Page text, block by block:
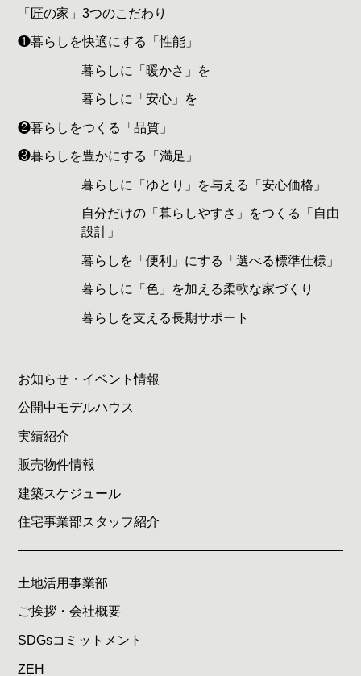
「匠の家」3つのこだわり
❶暮らしを快適にする「性能」
暮らしに「暖かさ」を
暮らしに「安心」を
❷暮らしをつくる「品質」
❸暮らしを豊かにする「満足」
暮らしに「ゆとり」を与える「安心価格」
自分だけの「暮らしやすさ」をつくる「自由
設計」
暮らしを「便利」にする「選べる標準仕様」
暮らしに「色」を加える柔軟な家づくり
暮らしを支える長期サポート
お知らせ・イベント情報
公開中モデルハウス
実績紹介
販売物件情報
建築スケジュール
住宅事業部スタッフ紹介
土地活用事業部
ご挨拶・会社概要
SDGsコミットメント
ZEH